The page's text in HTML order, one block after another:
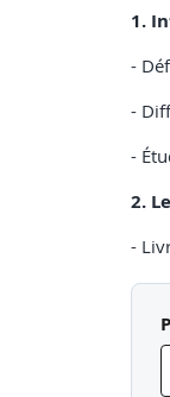
1.
-
-
-
2.
-
-
-
3.